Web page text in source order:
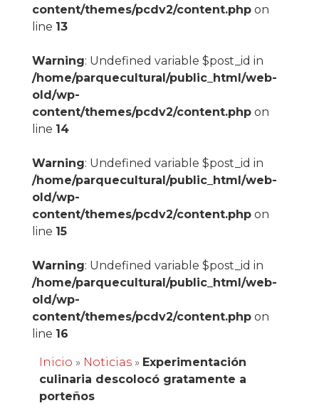
content/themes/pcdv2/content.phpon
line 13
Warning: Undefined variable $post_id in
/home/parquecultural/public_html/web-
old/wp-
content/themes/pcdv2/content.phpon
line 14
Warning: Undefined variable $post_id in
/home/parquecultural/public_html/web-
old/wp-
content/themes/pcdv2/content.phpon
line 15
Warning: Undefined variable $post_id in
/home/parquecultural/public_html/web-
old/wp-
content/themes/pcdv2/content.phpon
line 16
Inicio » Noticias» Experimentación
culinaria descolocó gratamente a
porteños